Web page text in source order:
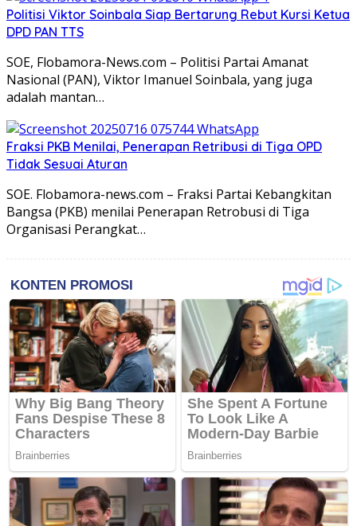
Politisi Viktor Soinbala Siap Bertarung Rebut Kursi Ketua
DPD PAN TTS
SOE, Flobamora-News.com – Politisi Partai Amanat
Nasional (PAN), Viktor Imanuel Soinbala, yang juga
adalah mantan…
Fraksi PKB Menilai, Penerapan Retribusi di Tiga OPD
Tidak Sesuai Aturan
SOE. Flobamora-news.com – Fraksi Partai Kebangkitan
Bangsa (PKB) menilai Penerapan Retrobusi di Tiga
Organisasi Perangkat…